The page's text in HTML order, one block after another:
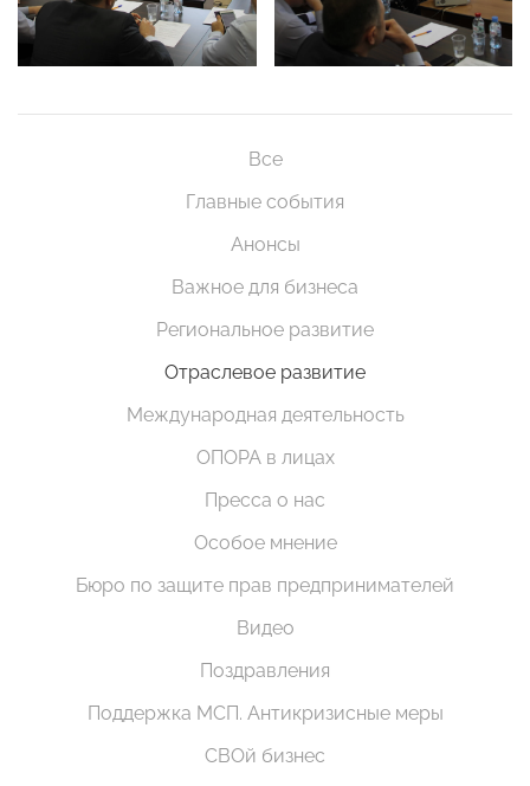
Все
Главные события
Анонсы
Важное для бизнеса
Региональное развитие
Отраслевое развитие
Международная деятельность
ОПОРА в лицах
Пресса о нас
Особое мнение
Бюро по защите прав предпринимателей
Видео
Поздравления
Поддержка МСП. Антикризисные меры
СВОй бизнес